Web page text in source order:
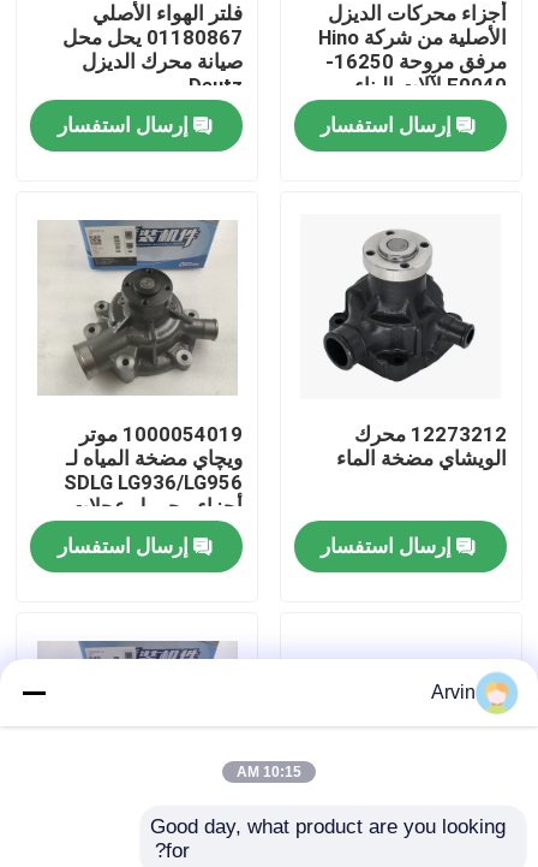
المنتجات
حول بنا
ضبط الجودة
اتصل بنا
طلب اقتباس
أجزاء محركات الديزل
الأصلية من شركة Hino
مرفق مروحة 16250-
E0040 لآلات البناء
إرسال استفسار
فلتر الهواء الأصلي
01180867 يحل محل
صيانة محرك الديزل
Deutz
إرسال استفسار
12273212 محرك
الويشاي مضخة الماء
إرسال استفسار
1000054019 موتر
ويچاي مضخة المياه لـ
SDLG LG936/LG956
أجزاء محمول عجلات
إرسال استفسار
Arvin
10:15 AM
Good day, what product are you looking
for?